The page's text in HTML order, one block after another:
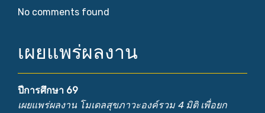
No comments found
เผยแพร่ผลงาน
ปีการศึกษา 69
เผยแพร่ผลงาน โมเดลสุขภาวะองค์รวม 4 มิติ เพื่อยก